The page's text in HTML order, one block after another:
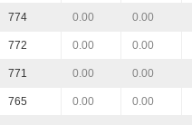
774 0.00 0.00
772 0.00 0.00
771 0.00 0.00
765 0.00 0.00